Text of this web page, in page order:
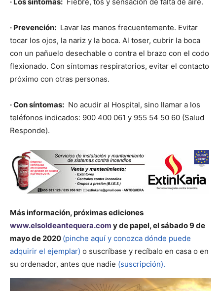
· Prevención: Lavar las manos frecuentemente. Evitar
tocar los ojos, la nariz y la boca. Al toser, cubrir la boca
con un pañuelo desechable o contra el brazo con el codo
flexionado. Con síntomas respiratorios, evitar el contacto
próximo con otras personas.
· Con síntomas: No acudir al Hospital, sino llamar a los
teléfonos indicados: 900 400 061 y 955 54 50 60 (Salud
Responde).
Más información, próximas ediciones
www.elsoldeantequera.com y de papel, el sábado 9 de
mayo de 2020 (pinche aquí y conozca dónde puede
adquirir el ejemplar) o suscríbase y recíbalo en casa o en
su ordenador, antes que nadie (suscripción).